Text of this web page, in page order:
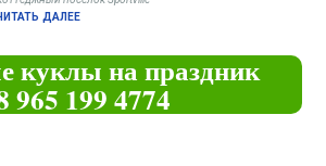
ДАЛЕЕ
куклы на праздник
965 199 4774